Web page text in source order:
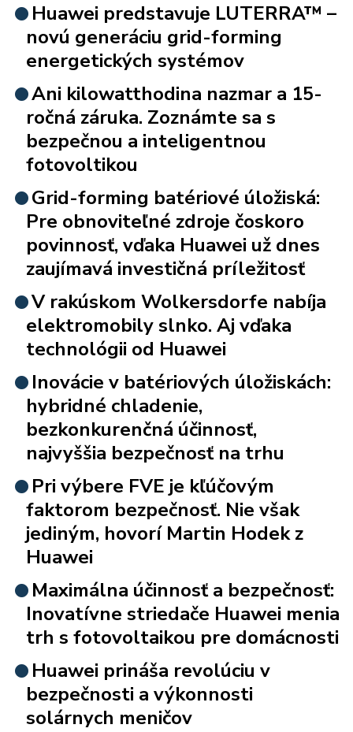
Huawei predstavuje LUTERRA™ –
novú generáciu grid-forming
energetických systémov
Ani kilowatthodina nazmar a 15-
ročná záruka. Zoznámte sa s
bezpečnou a inteligentnou
fotovoltikou
Grid-forming batériové úložiská:
Pre obnoviteľné zdroje čoskoro
povinnosť, vďaka Huawei už dnes
zaujímavá investičná príležitosť
V rakúskom Wolkersdorfe nabíja
elektromobily slnko. Aj vďaka
technológii od Huawei
Inovácie v batériových úložiskách:
hybridné chladenie,
bezkonkurenčná účinnosť,
najvyššia bezpečnosť na trhu
Pri výbere FVE je kľúčovým
faktorom bezpečnosť. Nie však
jediným, hovorí Martin Hodek z
Huawei
Maximálna účinnosť a bezpečnosť:
Inovatívne striedače Huawei menia
trh s fotovoltaikou pre domácnosti
Huawei prináša revolúciu v
bezpečnosti a výkonnosti
solárnych meničov